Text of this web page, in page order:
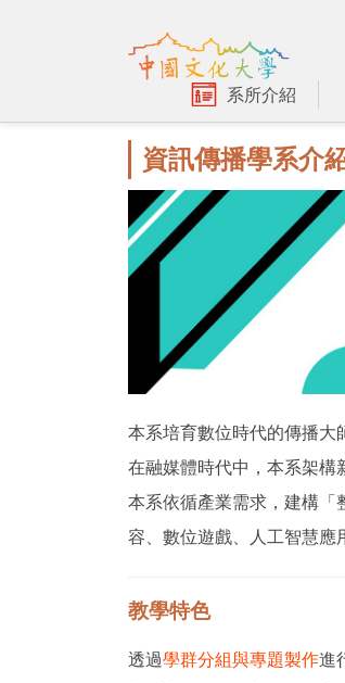
內
系所介紹
資訊傳播學系介
本系培育數位時代的傳播大
在融媒體時代中，本系架構
本系依循產業需求，建構
容、數位遊戲、人工智慧應
教學特色
透過學群分組與專題製作進